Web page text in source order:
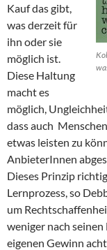
Kauf das gibt,
was derzeit für
ihn oder sie
möglich ist.
Diese Haltung
macht es
möglich,
dass auch
etwas leisten zu
AnbieterInnen
Dieses Prinzip
Lernprozess, so
um
weniger nach
eigenen Gewinn